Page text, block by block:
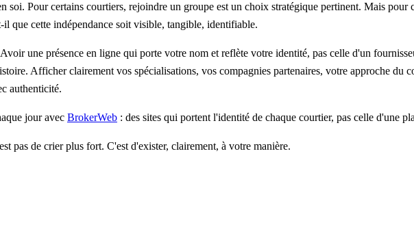
soi. Pour certains courtiers, rejoindre un groupe est un choix stratégique pertinent. Mais pour
que cette indépendance soit visible, tangible, identifiable.
une présence en ligne qui porte votre nom et reflète votre identité, pas celle d'un
Afficher clairement vos spécialisations, vos compagnies partenaires, votre approche du
authenticité.
jour avec BrokerWeb : des sites qui portent l'identité de chaque courtier, pas celle d'une
pas de crier plus fort. C'est d'exister, clairement, à votre manière.